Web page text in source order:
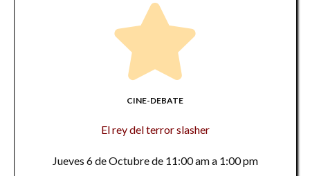
CINE-DEBATE
El rey del terror slasher
Jueves 6 de Octubre de 11:00 am a 1:00 pm